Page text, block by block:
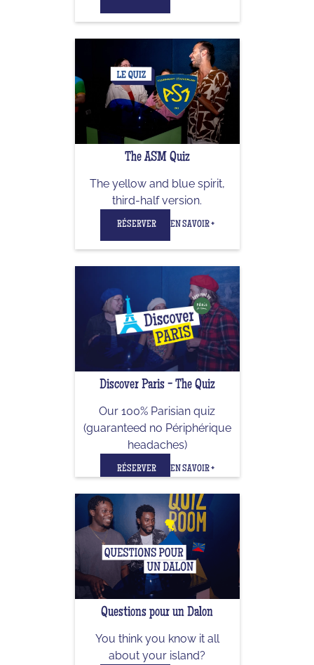
The ASM Quiz
The yellow and blue spirit,
third-half version.
RÉSERVER EN SAVOIR +
Discover Paris - The Quiz
Our 100% Parisian quiz
(guaranteed no Périphérique
headaches)
RÉSERVER EN SAVOIR +
Questions pour un Dalon
You think you know it all
about your island?